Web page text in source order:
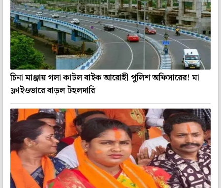
চিনা মাঞ্জায় গলা কাটল বাইক আরোহী পুলিশ অফিসারের! মা
ফ্লাইওভারে বাড়ল টহলদারি